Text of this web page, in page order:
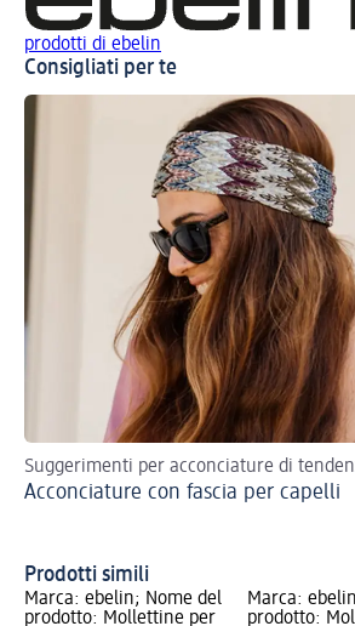
prodotti di ebelin
Consigliati per te
Suggerimenti per acconciature di
Acconciature con fascia per capelli
Prodotti simili
Marca: ebelin; Nome del
prodotto: Mollettine per
Marca:
prodotto: